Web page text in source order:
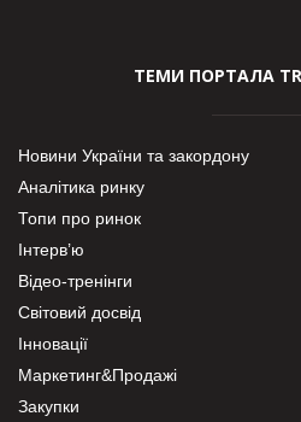
ТЕМИ ПОРТАЛА
Новини України та закордону
Аналітика ринку
Топи про ринок
Інтерв’ю
Відео-тренінги
Світовий досвід
Інновації
Маркетинг&Продажі
Закупки